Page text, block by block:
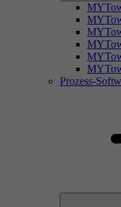
Prozess-